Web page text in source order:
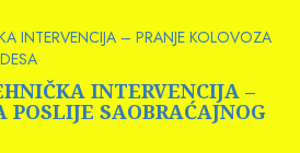
– PRANJE KOLOVOZA
INTERVENCIJA –
POSLIJE SAOBRAĆAJNOG